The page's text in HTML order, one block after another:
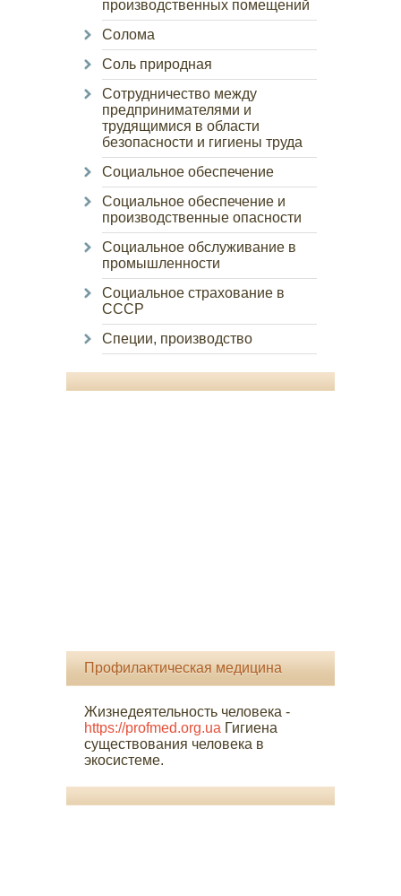
производственных помещений
Солома
Соль природная
Сотрудничество между
предпринимателями и
трудящимися в области
безопасности и гигиены труда
Социальное обеспечение
Социальное обеспечение и
производственные опасности
Социальное обслуживание в
промышленности
Социальное страхование в
СССР
Специи, производство
Профилактическая медицина
Жизнедеятельность человека -
https://profmed.org.ua Гигиена
существования человека в
экосистеме.